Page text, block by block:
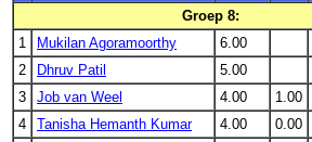
Groep 8:
1
Mukilan Agoramoorthy 6.00
2
Dhruv Patil 5.00
3
Job van Weel 4.00 1.00
4
Tanisha Hemanth Kumar 4.00 0.00